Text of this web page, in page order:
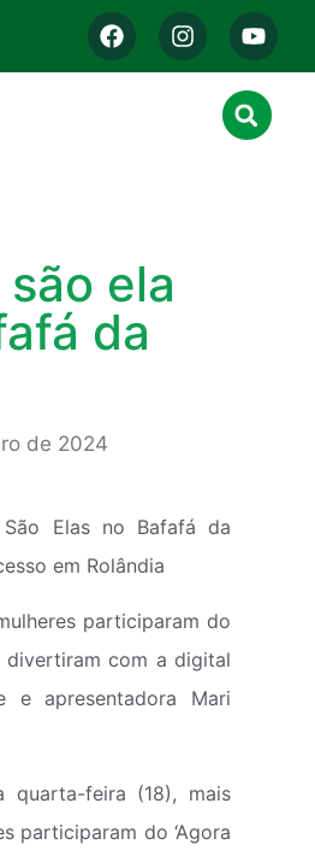
ela
da
de 2024
São Elas no Bafafá da
em Rolândia
participaram do
com a digital
e apresentadora Mari
quarta-feira (18), mais
participaram do ‘Agora